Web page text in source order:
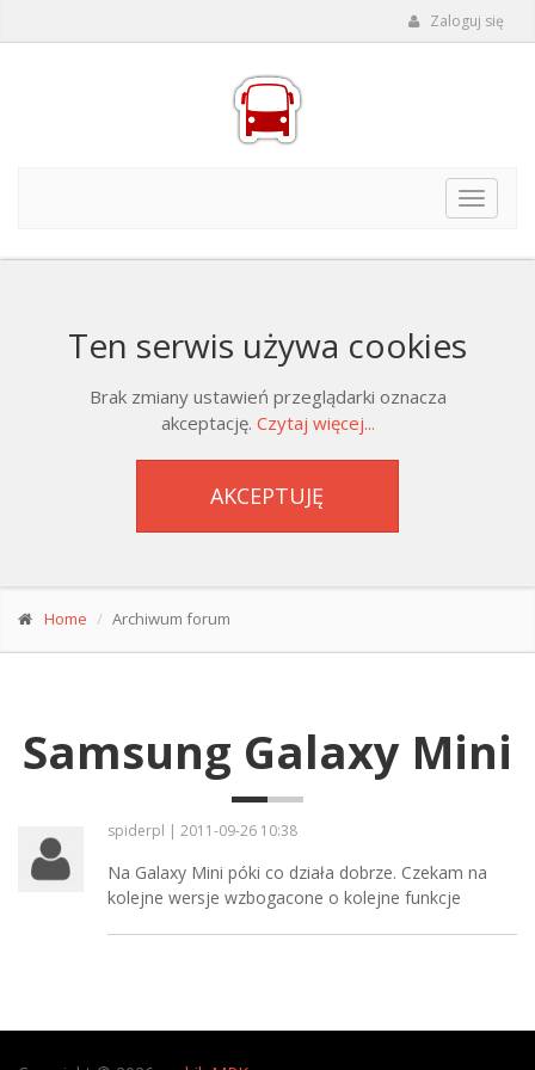
Zaloguj się
Toggle
Ten serwis używa cookies
Brak zmiany ustawień przeglądarki oznacza
akceptację. Czytaj więcej...
AKCEPTUJĘ
Home Archiwum forum
Samsung Galaxy Mini
spiderpl | 2011-09-26 10:38
Na Galaxy Mini póki co działa dobrze. Czekam na
kolejne wersje wzbogacone o kolejne funkcje